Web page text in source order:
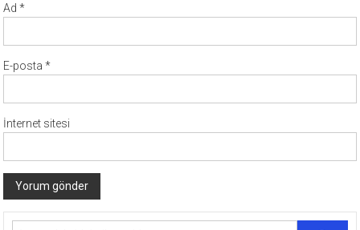
Ad*
E-posta*
İnternet sitesi